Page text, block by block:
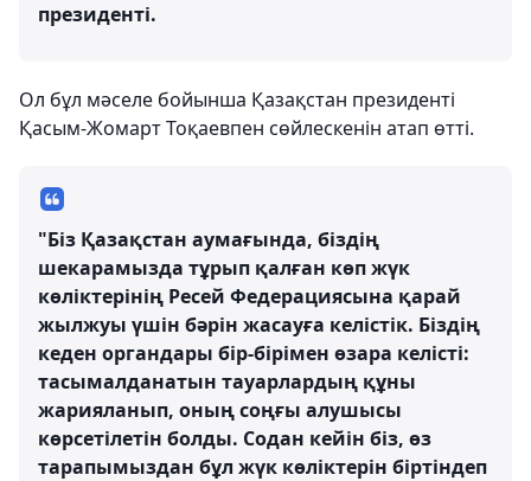
президенті.
Ол бұл мәселе бойынша Қазақстан президенті
Қасым-Жомарт Тоқаевпен сөйлескенін атап өтті.
"Біз Қазақстан аумағында, біздің
шекарамызда тұрып қалған көп жүк
көліктерінің Ресей Федерациясына қарай
жылжуы үшін бәрін жасауға келістік. Біздің
кеден органдары бір-бірімен өзара келісті:
тасымалданатын тауарлардың құны
жарияланып, оның соңғы алушысы
көрсетілетін болды. Содан кейін біз, өз
тарапымыздан бұл жүк көліктерін біртіндеп